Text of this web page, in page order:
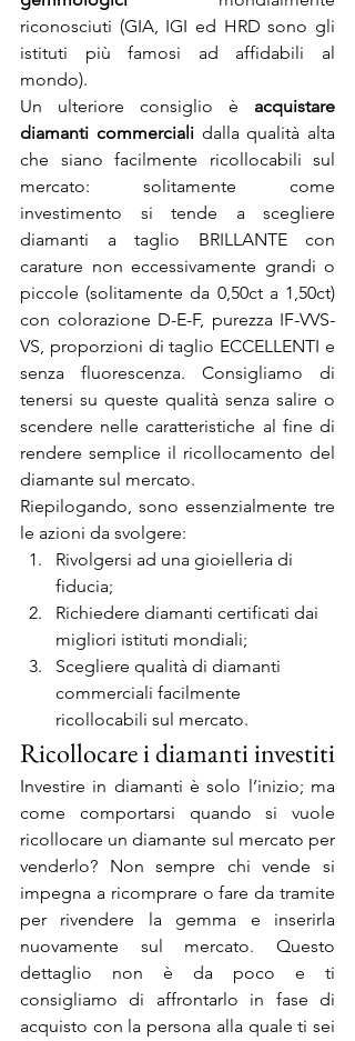
riconosciuti (GIA, IGI ed HRD sono gli
istituti più famosi ad affidabili al
mondo).
Un ulteriore consiglio è acquistare
diamanti commerciali dalla qualità alta
che siano facilmente ricollocabili sul
mercato: solitamente come
investimento si tende a scegliere
diamanti a taglio BRILLANTE con
carature non eccessivamente grandi o
piccole (solitamente da 0,50ct a 1,50ct)
con colorazione D-E-F, purezza IF-VVS-
VS, proporzioni di taglio ECCELLENTI e
senza fluorescenza. Consigliamo di
tenersi su queste qualità senza salire o
scendere nelle caratteristiche al fine di
rendere semplice il ricollocamento del
diamante sul mercato.
Riepilogando, sono essenzialmente tre
le azioni da svolgere:
Rivolgersi ad una gioielleria di
fiducia;
Richiedere diamanti certificati dai
migliori istituti mondiali;
Scegliere qualità di diamanti
commerciali facilmente
ricollocabili sul mercato.
Ricollocare i diamanti investiti
Investire in diamanti è solo l’inizio; ma
come comportarsi quando si vuole
ricollocare un diamante sul mercato per
venderlo? Non sempre chi vende si
impegna a ricomprare o fare da tramite
per rivendere la gemma e inserirla
nuovamente sul mercato. Questo
dettaglio non è da poco e ti
consigliamo di affrontarlo in fase di
acquisto con la persona alla quale ti sei